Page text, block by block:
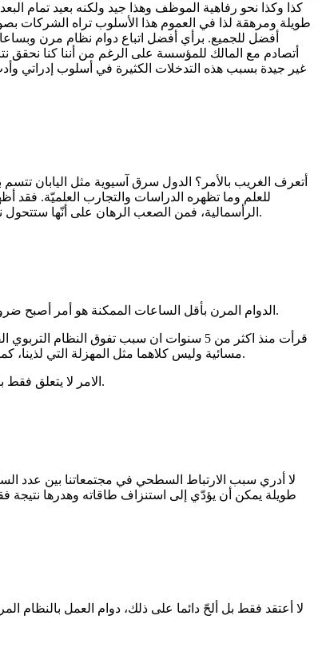
كذا وكذا نحو رفاهية الموظف وهذا جيد ولكنه بعيد تمام
طويلة ومرهقة لذا في العموم هذا الأسلوب تراه الشركات
أفضل للجميع. برأي أفضل اتباع دوام نظام مرن
أتصادم مع المالك للمؤسسة على الرغم من أننا كنا نحقق
غير جيدة بسبب هذه التدخلات الكثيرة في أسلوب إدراتي
أتعرف الغريب بالأمر؟ الدول سرق آسيوية مثل اليابان
للعلم وما تظهره الدراسات والتجارب العلميّة. فقد
الرأسمالية، فمن الصعب الرهان على أنّها ستتحول نحو دوامات العمل المرنة لأنهن أنظمة تسخّر العامل لتجميع الأرباح وتعظيمها وبالتالي فهي ترى أنّ إعطاء هذه الدوامات ما هو إلّا لهدر لموارد الشركة.
الدوام المرن بأقل الساعات الممكنة هو أمر أصبح ضرورة ماسة جدا تعمل بها كل البرامج العالمية العالية زالشركات المرموقة، بالتحديد في انواع من القطاعات التي تحتاج ابداع عالي أو تركيز ذهني عالي.
مسائية وليس كلاهما مثل المهزلة التي لذينا، كما ان عدد ايام العطلة مساوية تقريبا لعدد ايام دوام الدراسة في الاسبوع الواحد، وهذا ما يحفظ للطلاب اداء عالي ونسبة ذكاء عالية جدا في العالم كله.
الامر لا يتعلق فقط بالطلاب بل المدرسين والمعدين وجميع موظفي القطاع والاهالي، في احصائيات مؤشرات السعادة تم ادراج هذا الامر كأحد أهم مسببات السعادة فيها.
لا أدري سبب الارتباط السطحي في مجتمعاتنا بين عدد
طويلة يمكن أن يؤدّي إلى استنزاف طاقاته وهدرها
لا أعتقد فقط بل ألحّ دائما على ذلك، دوام العمل بالنظام